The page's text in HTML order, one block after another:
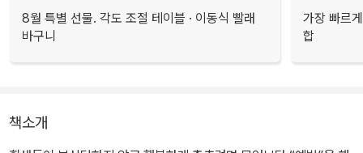
8월 특별 선물. 각도 조절 테이블 · 이동식 빨래
바구니
가장 빠르
합
책소개